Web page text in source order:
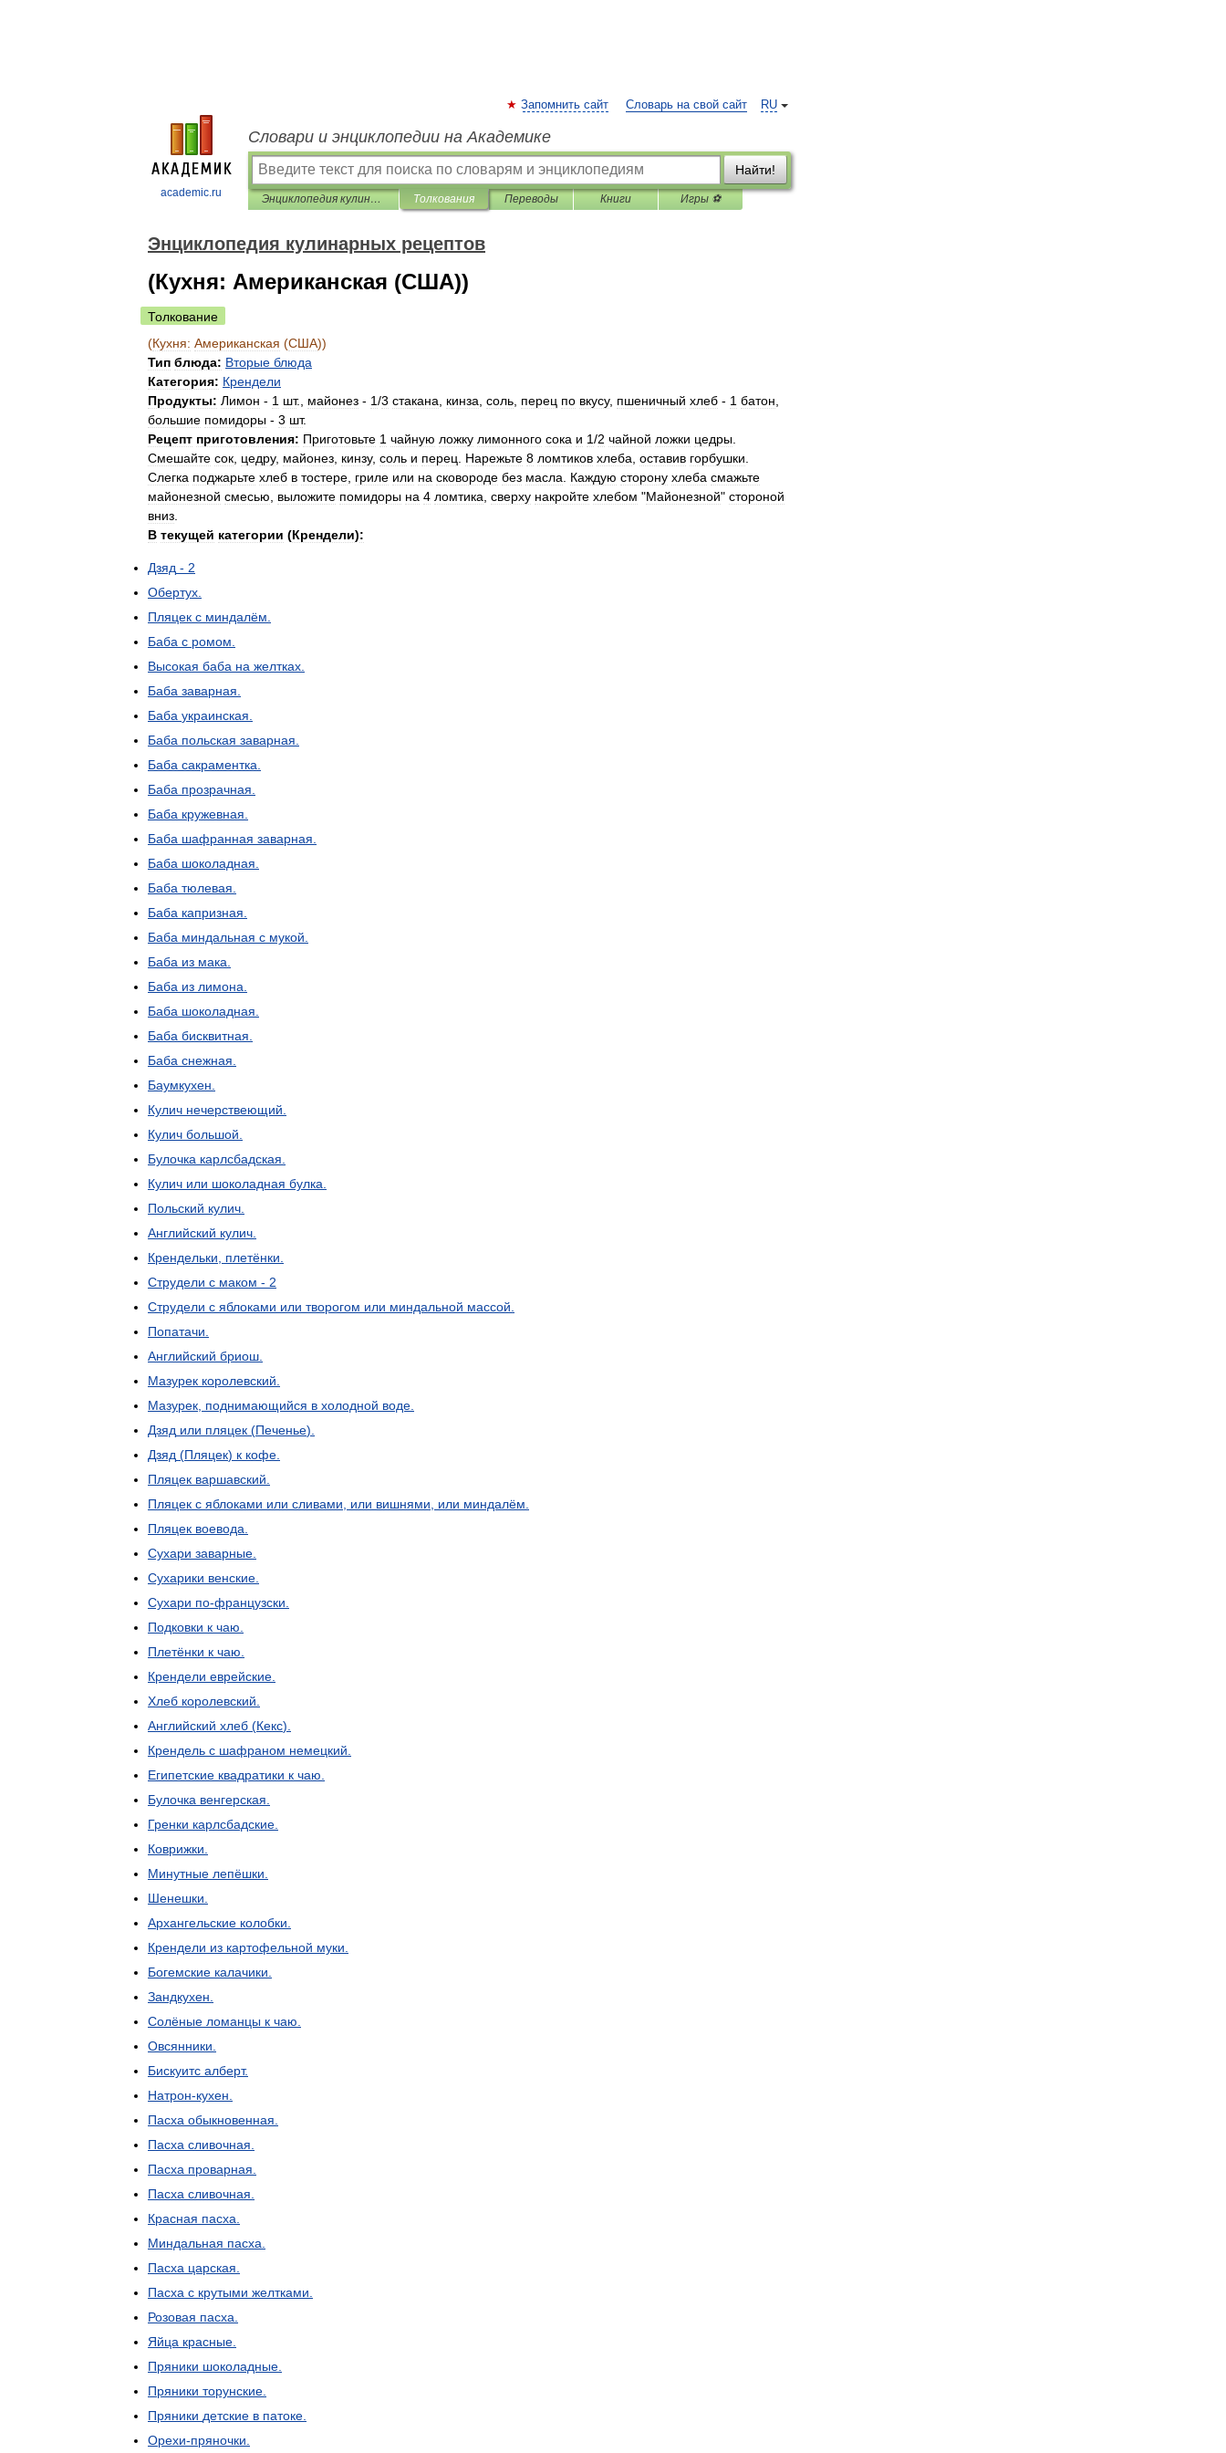
academic.ru
RU
Запомнить сайт Словарь на свой сайт
Словари и энциклопедии на Академике
Найти!
Энциклопедия кулинарных рецептов Толкования Переводы Книги Игры ⚽
Энциклопедия кулинарных рецептов
(Кухня: Американская (США))
Толкование
(Кухня: Американская (США))
Тип блюда: Вторые блюда
Категория: Крендели
Продукты: Лимон - 1 шт., майонез - 1/3 стакана кинза соль перец по вкусу, пшеничный хлеб - 1 батон
большие помидоры - 3 шт.
Рецепт приготовления: Приготовьте 1 чайную ложку лимонного сока и 1/2 чайной ложки цедры
Смешайте сок цедру, майонез кинзу, соль и перец Нарежьте 8 ломтиков хлеба оставив горбушки
Слегка поджарьте хлеб в тостере гриле или на сковороде без масла Каждую сторону хлеба смажьте
майонезной смесью выложите помидоры на 4 ломтика сверху накройте хлебом "Майонезной" стороной
вниз
В текущей категории (Крендели):
Дзяд - 2
Обертух
Пляцек с миндалём
Баба с ромом
Высокая баба на желтках
Баба заварная
Баба украинская
Баба польская заварная
Баба сакраментка
Баба прозрачная
Баба кружевная
Баба шафранная заварная
Баба шоколадная
Баба тюлевая
Баба капризная
Баба миндальная с мукой
Баба из мака
Баба из лимона
Баба шоколадная
Баба бисквитная
Баба снежная
Баумкухен
Кулич нечерствеющий
Кулич большой
Булочка карлсбадская
Кулич или шоколадная булка
Польский кулич
Английский кулич
Крендельки
плетёнки
Струдели с маком - 2
Струдели с яблоками или творогом или миндальной массой
Попатачи
Английский бриош
Мазурек королевский
Мазурек поднимающийся в холодной воде
Дзяд или пляцек (Печенье).
Дзяд (Пляцек) к кофе
Пляцек варшавский
Пляцек с яблоками или сливами или вишнями или миндалём
Пляцек воевода
Сухари заварные
Сухарики венские
Сухари по-французски
Подковки к чаю
Плетёнки к чаю
Крендели еврейские
Хлеб королевский
Английский хлеб (Кекс).
Крендель с шафраном немецкий
Египетские квадратики к чаю
Булочка венгерская
Гренки карлсбадские
Коврижки
Минутные лепёшки
Шенешки
Архангельские колобки
Крендели из картофельной муки
Богемские калачики
Зандкухен
Солёные ломанцы к чаю
Овсянники
Бискуитс алберт.
Натрон-кухен
Пасха обыкновенная
Пасха сливочная
Пасха проварная
Пасха сливочная
Красная пасха
Миндальная пасха
Пасха царская
Пасха с крутыми желтками
Розовая пасха
Яйца красные
Пряники шоколадные
Пряники торунские
Пряники детские в патоке
Орехи-пряночки